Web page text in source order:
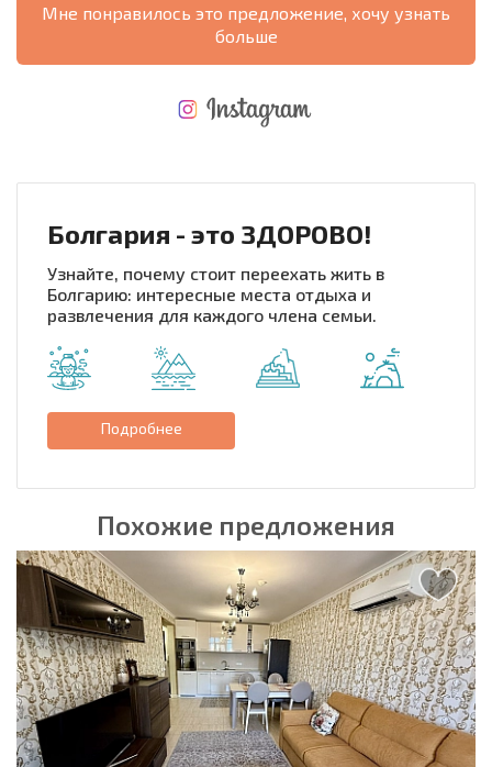
Мне понравилось это предложение, хочу узнать
больше
Болгария - это ЗДОРОВО!
Узнайте, почему стоит переехать жить в
Болгарию: интересные места отдыха и
развлечения для каждого члена семьи.
Подробнее
Похожие предложения